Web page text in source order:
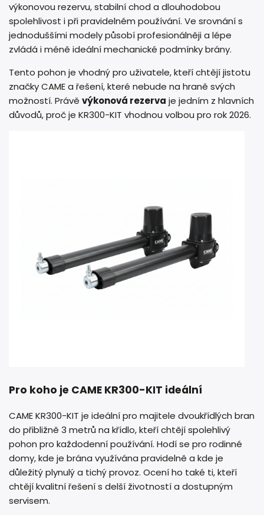
výkonovou rezervu, stabilní chod a dlouhodobou
spolehlivost i při pravidelném používání. Ve srovnání s
jednoduššími modely působí profesionálněji a lépe
zvládá i méně ideální mechanické podmínky brány.
Tento pohon je vhodný pro uživatele, kteří chtějí jistotu
značky CAME a řešení, které nebude na hraně svých
možností. Právě výkonová rezerva je jedním z hlavních
důvodů, proč je KR300-KIT vhodnou volbou pro rok 2026.
Pro koho je CAME KR300-KIT ideální
CAME KR300-KIT je ideální pro majitele dvoukřídlých bran
do přibližně 3 metrů na křídlo, kteří chtějí spolehlivý
pohon pro každodenní používání. Hodí se pro rodinné
domy, kde je brána využívána pravidelně a kde je
důležitý plynulý a tichý provoz. Ocení ho také ti, kteří
chtějí kvalitní řešení s delší životností a dostupným
servisem.